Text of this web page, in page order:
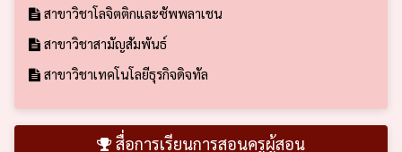
สาขาวิชาโลจิตติกและซัพพลาเชน
สาขาวิชาสามัญสัมพันธ์
สาขาวิชาเทคโนโลยีธุรกิจดิจทัล
สื่อการเรียนการสอนครูผู้สอน